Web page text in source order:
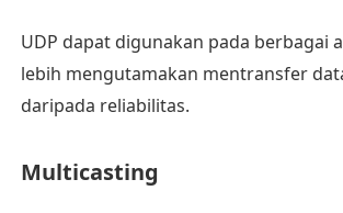
UDP dapat digunakan pada berbagai
lebih mengutamakan mentransfer
daripada reliabilitas.
Multicasting